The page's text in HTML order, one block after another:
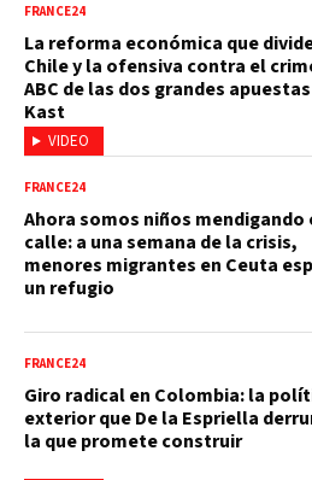
VIDEO
FRANCE24
La reforma económica que
Chile y la ofensiva contra el
ABC de las dos grandes
Kast
FRANCE24
Ahora somos niños mendigando
calle: a una semana de la crisis,
menores migrantes en Ceuta
un refugio
FRANCE24
Giro radical en Colombia: la
exterior que De la Espriella
la que promete construir